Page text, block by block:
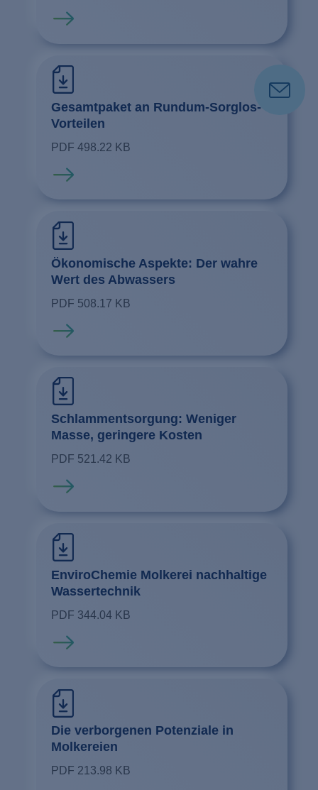
Mehr erfahren
Gesamtpaket an Rundum-Sorglos-
Vorteilen
PDF 498.22 KB
Mehr erfahren
Ökonomische Aspekte: Der wahre
Wert des Abwassers
PDF 508.17 KB
Mehr erfahren
Schlammentsorgung: Weniger
Masse, geringere Kosten
PDF 521.42 KB
Mehr erfahren
EnviroChemie Molkerei nachhaltige
Wassertechnik
PDF 344.04 KB
Mehr erfahren
Die verborgenen Potenziale in
Molkereien
PDF 213.98 KB